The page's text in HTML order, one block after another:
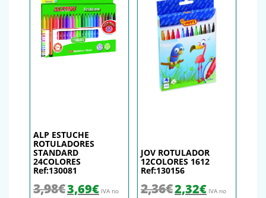
ALP ESTUCHE
ROTULADORES
STANDARD
24COLORES
Ref:130081
3,98€ El precio original era: 3,98€.
3,69€El precio actual es: 3,69€.
IVA no
JOV ROTULADOR
12COLORES 1612
Ref:130156
2,36€El precio original era: 2,36€.
2,32€El precio actual
IVA no